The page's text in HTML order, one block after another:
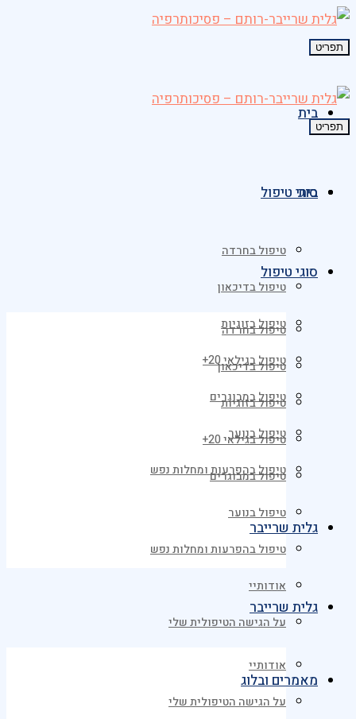
תפריט
בית
סוגי טיפול
טיפול בחרדה
טיפול בדיכאון
טיפול בזוגיות
טיפול בגילאי 20+
טיפול במבוגרים
טיפול בנוער
טיפול בהפרעות ומחלות נפש
גלית שרייבר
אודותיי
על הגישה הטיפולית שלי
מאמרים ובלוג
תפריט
בית
סוגי טיפול
טיפול בחרדה
טיפול בדיכאון
טיפול בזוגיות
טיפול בגילאי 20+
טיפול במבוגרים
טיפול בנוער
טיפול בהפרעות ומחלות נפש
גלית שרייבר
אודותיי
על הגישה הטיפולית שלי